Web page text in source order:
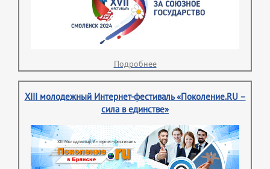
Подробнее
XIII молодежный Интернет-фестиваль «Поколение.RU –
сила в единстве»